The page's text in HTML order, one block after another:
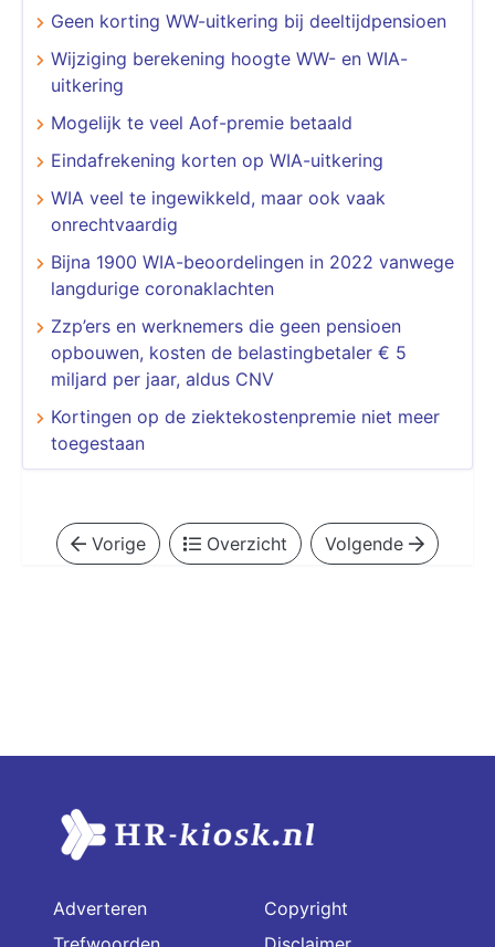
Geen korting WW-uitkering bij deeltijdpensioen
Wijziging berekening hoogte WW- en WIA-
uitkering
Mogelijk te veel Aof-premie betaald
Eindafrekening korten op WIA-uitkering
WIA veel te ingewikkeld, maar ook vaak
onrechtvaardig
Bijna 1900 WIA-beoordelingen in 2022 vanwege
langdurige coronaklachten
Zzp’ers en werknemers die geen pensioen
opbouwen, kosten de belastingbetaler € 5
miljard per jaar, aldus CNV
Kortingen op de ziektekostenpremie niet meer
toegestaan
Vorige Overzicht Volgende
Adverteren
Copyright